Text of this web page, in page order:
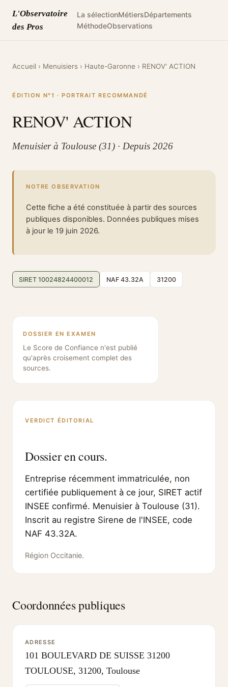
L'Observatoire
des Pros
La sélectionMétiersDépartements
MéthodeObservations
Accueil › Menuisiers › Haute-Garonne › RENOV' ACTION
ÉDITION N°1 · PORTRAIT RECOMMANDÉ
RENOV' ACTION
Menuisier à Toulouse (31) · Depuis 2026
NOTRE OBSERVATION
Cette fiche a été constituée à partir des sources
publiques disponibles. Données publiques mises
à jour le 19 juin 2026.
SIRET 10024824400012 NAF 43.32A 31200
DOSSIER EN EXAMEN
Le Score de Confiance n'est publié
qu'après croisement complet des
sources.
VERDICT ÉDITORIAL
Dossier en cours.
Entreprise récemment immatriculée, non
certifiée publiquement à ce jour, SIRET actif
INSEE confirmé. Menuisier à Toulouse (31).
Inscrit au registre Sirene de l'INSEE, code
NAF 43.32A.
Région Occitanie.
Coordonnées publiques
ADRESSE
101 BOULEVARD DE SUISSE 31200
TOULOUSE, 31200, Toulouse